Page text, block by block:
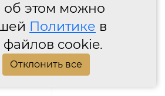
этом можно
Политике в
cookie.
Отклонить все